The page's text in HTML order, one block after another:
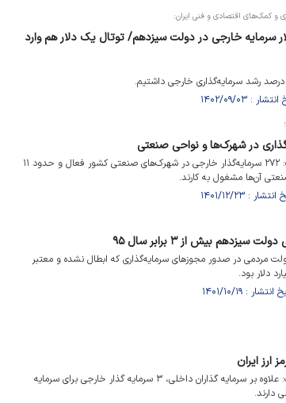
و کمک‌های اقتصادی و فنی ایران:
دلار سرمایه خارجی در دولت سیزدهم/ توتال یک دلار هم وارد
در شهرک‌ها و نواحی صنعتی
معاون وزیر صمت گفت: ۲۷۲ سرمایه‌گذار خارجی در شهرک‌های صنعتی کشور فعال و حدود ۱۱
آن‌ها مشغول به کارند.
بیش از ۳ برابر سال ۹۵
مردمی در صدور مجوز‌های سرمایه‌گذاری که ابطال نشده و معتبر
ارز ایران
مدیرکل دفتر نوآوری و حمایت از سرمایه گذاری وزارت ارتباطات گفت: علاوه بر سرمایه گذاران داخلی، ۳ سرمایه گذار خارجی برای سرمایه
دارند.